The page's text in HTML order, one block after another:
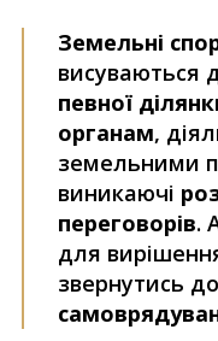
Земельні
висуваються
певної
органам,
земельними
виникаючі
переговорів.
для
звернутись до